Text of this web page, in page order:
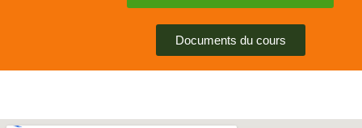
Documents du cours